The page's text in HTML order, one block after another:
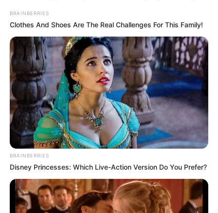
BRAINBERRIES
Clothes And Shoes Are The Real Challenges For This Family!
BRAINBERRIES
Disney Princesses: Which Live-Action Version Do You Prefer?